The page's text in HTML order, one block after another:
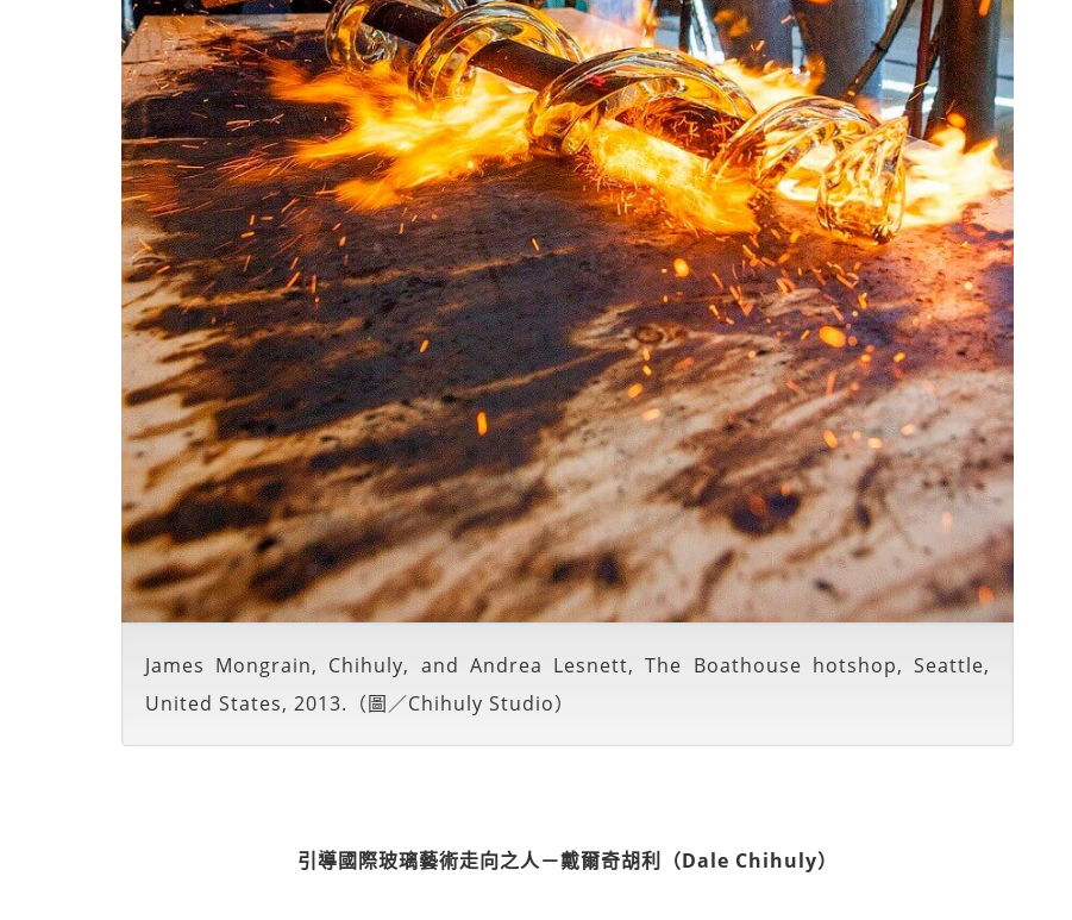
James Mongrain, Chihuly, and Andrea Lesnett, The Boathouse hotshop, Seattle,
United States, 2013.（圖／Chihuly Studio）
引導國際玻璃藝術走向之人－戴爾奇胡利（Dale Chihuly）